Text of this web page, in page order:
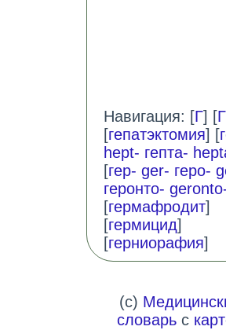
Навигация: [Г] [
[гепатэктомия] [
hept- гепта-
[гер- ger- геро-
геронто-
[гермафродит]
[гермицид]
[герниорафия]
(c)
словарь с